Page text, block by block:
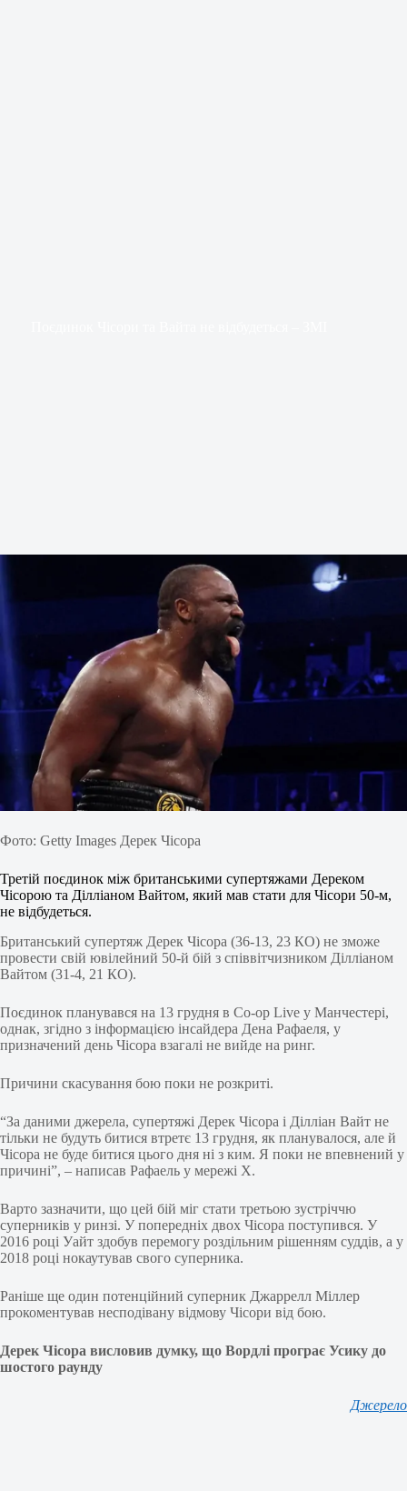
Фото: Getty Images Дерек Чісора
Третій поєдинок між британськими супертяжами Дереком
Чісорою та Ділліаном Вайтом, який мав стати для Чісори 50-м,
не відбудеться.
Британський супертяж Дерек Чісора (36-13, 23 КО) не зможе
провести свій ювілейний 50-й бій з співвітчизником Ділліаном
Вайтом (31-4, 21 КО).
Поєдинок планувався на 13 грудня в Co-op Live у Манчестері,
однак, згідно з інформацією інсайдера Дена Рафаеля, у
призначений день Чісора взагалі не вийде на ринг.
Причини скасування бою поки не розкриті.
“За даними джерела, супертяжі Дерек Чісора і Ділліан Вайт не
тільки не будуть битися втретє 13 грудня, як планувалося, але й
Чісора не буде битися цього дня ні з ким. Я поки не впевнений у
причині”, – написав Рафаель у мережі X.
Варто зазначити, що цей бій міг стати третьою зустріччю
суперників у ринзі. У попередніх двох Чісора поступився. У
2016 році Уайт здобув перемогу роздільним рішенням суддів, а у
2018 році нокаутував свого суперника.
Раніше ще один потенційний суперник Джаррелл Міллер
прокоментував несподівану відмову Чісори від бою.
Дерек Чісора висловив думку, що Вордлі програє Усику до
шостого раунду
Джерело